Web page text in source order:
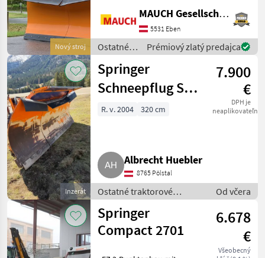
Hydrac
Hauer
Samasz
Wintec
Schmidt
Zobraziť
všetkých
40
MODEL
Compact
2701
Nový stroj
3004-2; Räumbreite:
Schiene / Seitl. Bauch: 3000
/ 3245mm, Pflughö
MAUCH Gesellschaft m.b.H. & Co.KG, Eben
5531 Eben
Ostatné
traktorové
komponenty
/ Springer
Prémiový zlatý predajca
Inzerát
Springer
Schneepflug SHL
3204-3
7.900
€
DPH je
neaplikovateľné
R. v. 2004 320 cm
Albrecht Huebler
8765 Pölstal
Ostatné traktorové
komponenty / Snehový
pluh
Od včera
Springer
Compact 2701
6.678
€
Všeobecný